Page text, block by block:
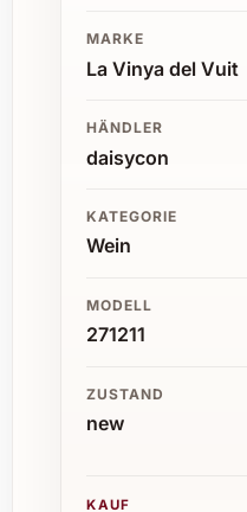
MARKE
La Vinya del Vuit
HÄNDLER
daisycon
KATEGORIE
Wein
MODELL
271211
ZUSTAND
new
KAUF